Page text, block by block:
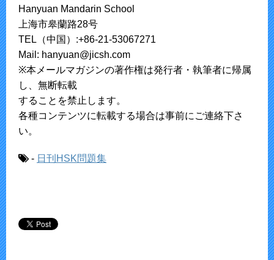
Hanyuan Mandarin School
上海市皋蘭路28号
TEL（中国）:+86-21-53067271
Mail: hanyuan@jicsh.com
※本メールマガジンの著作権は発行者・執筆者に帰属
し、無断転載
することを禁止します。
各種コンテンツに転載する場合は事前にご連絡下さ
い。
- 日刊HSK問題集